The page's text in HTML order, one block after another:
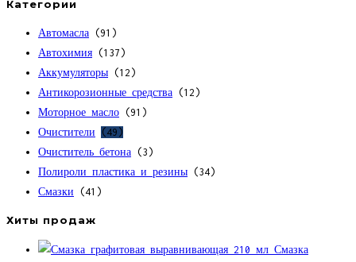
Категории
Автомасла (91)
Автохимия (137)
Аккумуляторы (12)
Антикорозионные средства (12)
Моторное масло (91)
Очистители
(49)
Очиститель бетона (3)
Полироли пластика и резины (34)
Смазки (41)
Хиты продаж
Смазка